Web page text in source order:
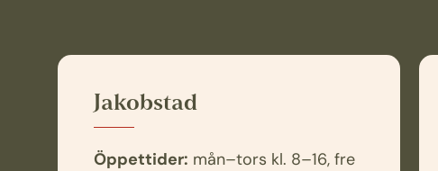
Jakobstad
Öppettider: mån–tors kl. 8–16, fre